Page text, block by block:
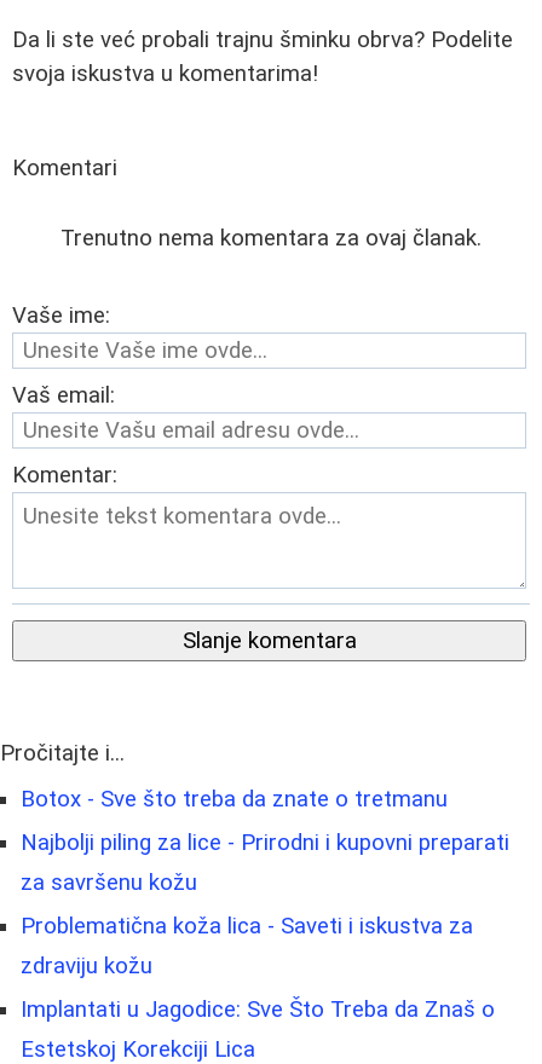
Da li ste već probali trajnu šminku obrva? Podelite
svoja iskustva u komentarima!
Komentari
Trenutno nema komentara za ovaj članak.
Vaše ime:
Vaš email:
Komentar:
Slanje komentara
Pročitajte i...
Botox - Sve što treba da znate o tretmanu
Najbolji piling za lice - Prirodni i kupovni preparati
za savršenu kožu
Problematična koža lica - Saveti i iskustva za
zdraviju kožu
Implantati u Jagodice: Sve Što Treba da Znaš o
Estetskoj Korekciji Lica